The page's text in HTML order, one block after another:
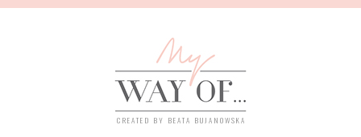
CREATED BY BEATA BUJANOWSKA